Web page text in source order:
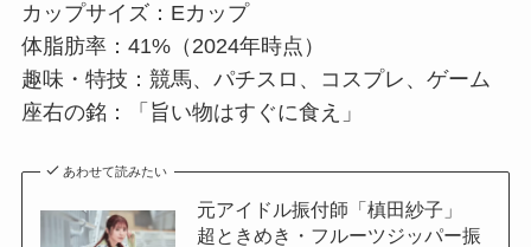
カップサイズ：Eカップ
体脂肪率：41%（2024年時点）
趣味・特技：競馬、パチスロ、コスプレ、ゲーム
座右の銘：「旨い物はすぐに食え」
あわせて読みたい
元アイドル振付師「槙田紗子」
超ときめき・フルーツジッパー振